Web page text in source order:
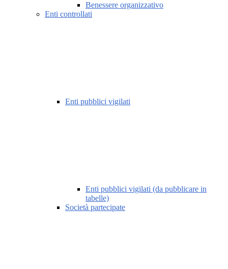
Benessere organizzativo
Enti controllati
Enti pubblici vigilati
Enti pubblici vigilati (da pubblicare in
tabelle)
Società partecipate